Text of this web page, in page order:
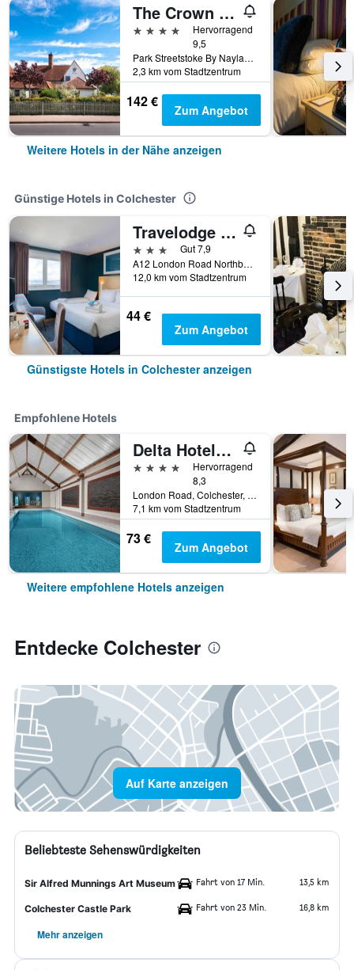
The Crown Stoke By Nayland
4 Sterne
Hervorragend
9,5
Park Streetstoke By Nayland, Colchester, Großbritannien
2,3 km vom Stadtzentrum
142 € Zum Angebot
Weitere Hotels in der Nähe anzeigen
Günstige Hotels in Colchester
Travelodge Colchester Feering
3 Sterne
Gut 7,9
A12 London Road Northbound Feering, Colchester, Großbritannien
12,0 km vom Stadtzentrum
44 €
Zum Angebot
Günstigste Hotels in Colchester anzeigen
Empfohlene Hotels
Delta Hotels by Marriott Colchester
4 Sterne
Hervorragend
8,3
London Road, Colchester, Großbritannien
7,1 km vom Stadtzentrum
73 € Zum Angebot
Weitere empfohlene Hotels anzeigen
Entdecke Colchester
Auf Karte anzeigen
Beliebteste Sehenswürdigkeiten
Sir Alfred Munnings Art Museum Fahrt von 17 Min. 13,5 km
Colchester Castle Park Fahrt von 23 Min. 16,8 km
Mehr anzeigen